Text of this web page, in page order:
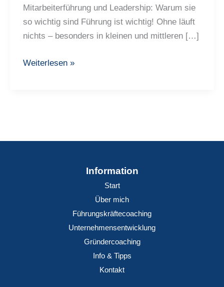
Mitarbeiterführung und Leadership: Warum sie
so wichtig sind Führung ist wichtig! Ohne läuft
nichts – besonders in kleinen und mittleren […]
Mitarbeiterführung
Weiterlesen »
Information
Start
Über mich
Führungskräftecoaching
Unternehmensentwicklung
Gründercoaching
Info & Tipps
Kontakt